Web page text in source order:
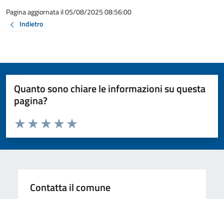
Pagina aggiornata il 05/08/2025 08:56:00
Indietro
Quanto sono chiare le informazioni su questa
pagina?
Valuta da 1 a 5 stelle la pagina
Valuta 5 stelle su 5
Valuta 4 stelle su 5
Valuta 3 stelle su 5
Valuta 2 stelle su 5
Valuta 1 stelle su 5
Contatta il comune